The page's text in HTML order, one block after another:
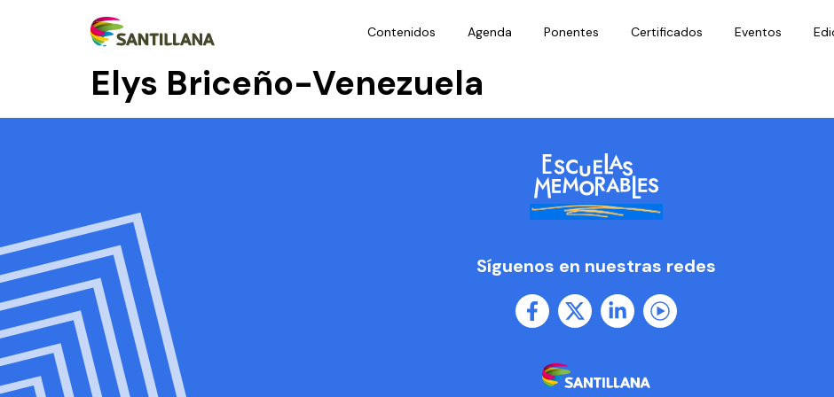
Contenidos Agenda Ponentes Certificados Eventos
Elys Briceño-Venezuela
Síguenos en nuestras redes